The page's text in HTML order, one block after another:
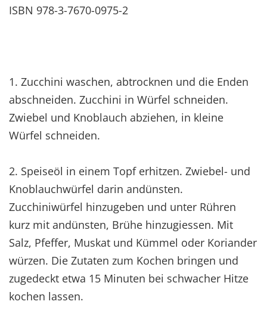
ISBN 978-3-7670-0975-2
1. Zucchini waschen, abtrocknen und die Enden
abschneiden. Zucchini in Würfel schneiden.
Zwiebel und Knoblauch abziehen, in kleine
Würfel schneiden.
2. Speiseöl in einem Topf erhitzen. Zwiebel- und
Knoblauchwürfel darin andünsten.
Zucchiniwürfel hinzugeben und unter Rühren
kurz mit andünsten, Brühe hinzugiessen. Mit
Salz, Pfeffer, Muskat und Kümmel oder Koriander
würzen. Die Zutaten zum Kochen bringen und
zugedeckt etwa 15 Minuten bei schwacher Hitze
kochen lassen.